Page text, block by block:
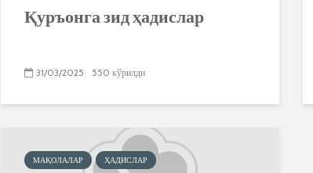
Қуръонга зид ҳадислар
31/03/2025 550 кўрилди
МАҚОЛАЛАР ҲАДИСЛАР